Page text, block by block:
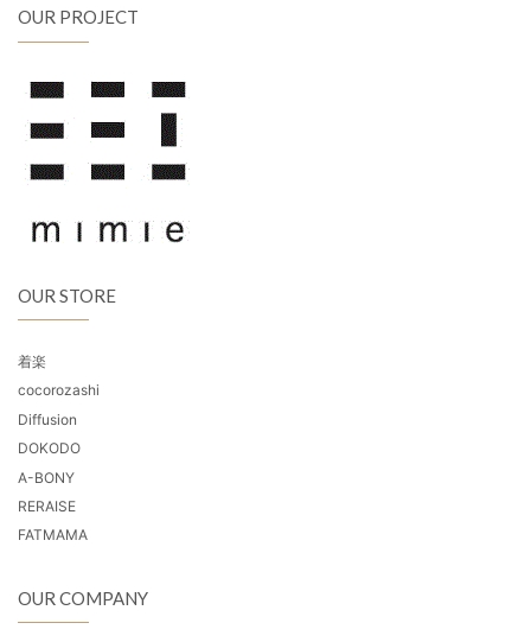
OUR PROJECT
OUR STORE
着楽
cocorozashi
Diffusion
DOKODO
A-BONY
RERAISE
FATMAMA
OUR COMPANY